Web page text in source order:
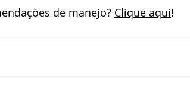
de manejo? Clique aqui!